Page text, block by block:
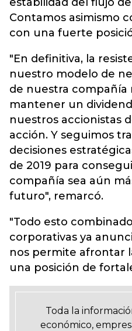
Contamos asimismo
con una fuerte
"En definitiva, la
nuestro modelo de
de nuestra compañía
mantener un
nuestros accionistas
acción. Y seguimos
decisiones
de 2019 para
compañía sea aún
futuro", remarcó.
"Todo esto
corporativas ya
nos permite afrontar
una posición de
Toda la
económico,